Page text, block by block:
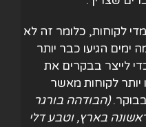
לקוחות, כלומר זה לא
ימים הגיעו כבר יותר
לייצר בבקרים את
יותר לקוחות מאשר
בבוקר.(הבודהה בורגר
בארץ, וטבע דלי